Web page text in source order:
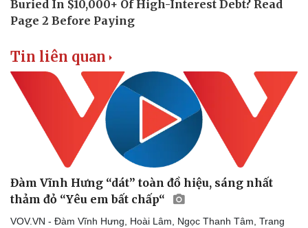
Tin liên quan
Đàm Vĩnh Hưng “dát” toàn đồ hiệu, sáng nhất
thảm đỏ “Yêu em bất chấp“
VOV.VN - Đàm Vĩnh Hưng, Hoài Lâm, Ngọc Thanh Tâm, Trang